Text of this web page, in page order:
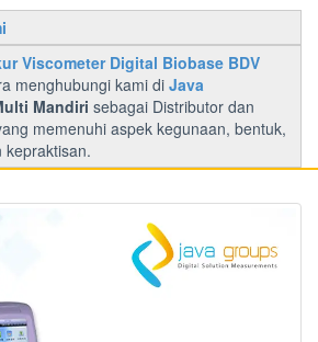
Viscometer Digital Biobase BDV
menghubungi kami di Java
Mandiri sebagai Distributor dan
memenuhi aspek kegunaan, bentuk,
kepraktisan.